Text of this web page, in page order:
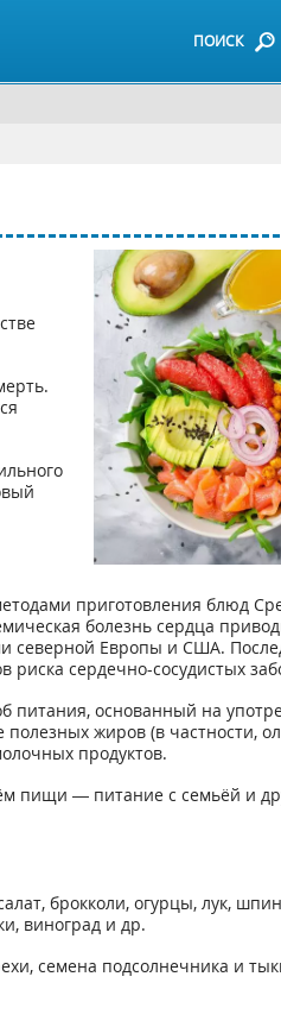
ПОИСК
приготовления блюд
болезнь сердца
северной Европы и США.
риска сердечно-сосудистых
питания, основанный на
жиров (в частности,
продуктов.
пищи — питание с семьёй и
брокколи, огурцы, лук,
виноград и др.
семена подсолнечника и